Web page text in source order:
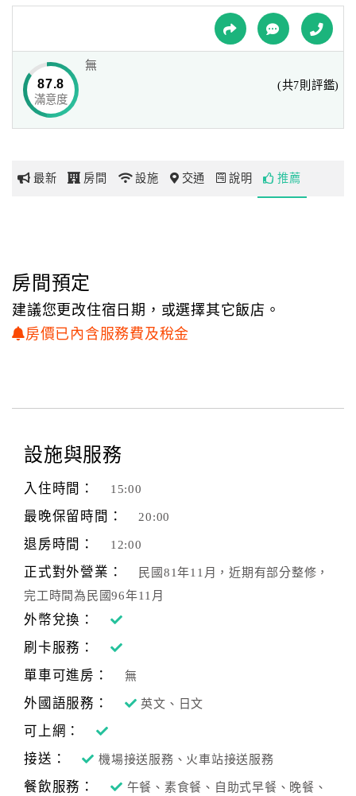
球
網
玩
地
圖
顧
顧
客
滿
度
訂
單
管
員
帳
渡假休閒旅館。
本酒店各式客房共計183間，均有大型景觀窗面向綠意盎然
的山林景觀，
飯店內亦有多項的休閒設施、室內外各型的溫泉浴場、專業
的spa服務、
精心料理的餐飲服務及完善的會議設備，
87.8
滿意度
無
(共7則評鑑)
最新 房間 設施 交通 說明 推薦
房間預定
建議您更改住宿日期，或選擇其它飯店。
房價已內含服務費及稅金
設施與服務
入住時間： 15:00
最晚保留時間： 20:00
退房時間： 12:00
正式對外營業：
民國81年11月，近期有部分整修，
完工時間為民國96年11月
外幣兌換：
刷卡服務：
單車可進房：
無
外國語服務： 英文、日文
可上網：
接送：
機場接送服務、火車站接送服務
餐飲服務：
午餐、素食餐、自助式早餐、晚餐、